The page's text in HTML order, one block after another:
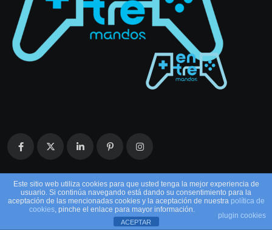
Este sitio web utiliza cookies para que usted tenga la mejor experiencia de
usuario. Si continúa navegando está dando su consentimiento para la
aceptación de las mencionadas cookies y la aceptación de nuestra política de
cookies, pinche el enlace para mayor información.
plugin cookies
ACEPTAR